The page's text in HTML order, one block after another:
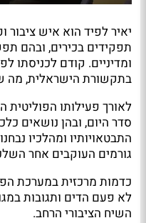
יאיר לפיד הוא איש ציבור
תפקידים בכירים, ובהם
ומדיניים. קודם לכניסתו
בתקשורת הישראלית, מה
לאורך פעילותו הפוליטית
סדר היום, ובהן נושאים
התבטאויותיו ומהלכיו
גורמים העוקבים אחר
כדמות מרכזית במערכת
לא פעם הדים ותגובות
השיח הציבורי הרחב.